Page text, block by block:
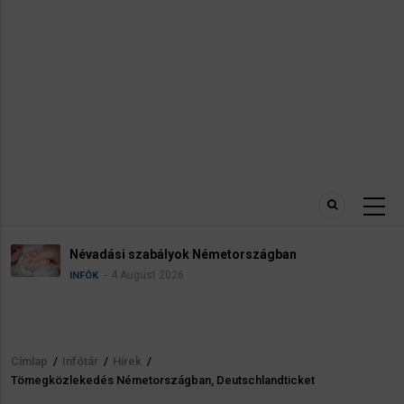
Névadási szabályok Németországban
INFÓK 4 August 2026
Morzsa
Címlap / Infótár / Hírek /
​Tömegközlekedés Németországban, Deutschlandticket